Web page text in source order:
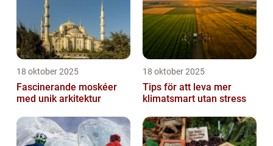
18 oktober 2025
Fascinerande moskéer
med unik arkitektur
18 oktober 2025
Tips för att leva mer
klimatsmart utan stress